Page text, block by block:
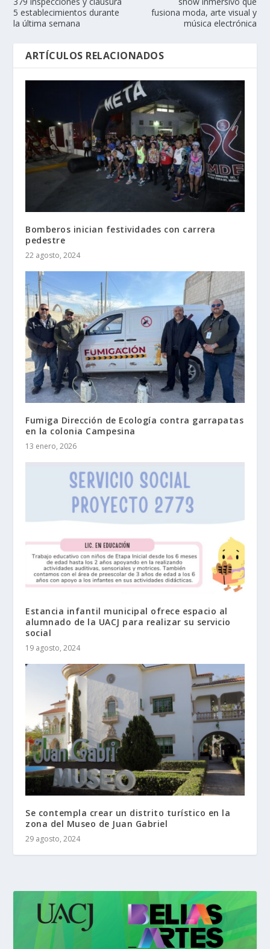
5 establecimientos durante
la última semana
fusiona moda, arte visual y
música electrónica
ARTÍCULOS RELACIONADOS
Bomberos inician festividades con carrera
pedestre
22 agosto, 2024
Fumiga Dirección de Ecología contra garrapatas
en la colonia Campesina
13 enero, 2026
Estancia infantil municipal ofrece espacio al
alumnado de la UACJ para realizar su servicio
social
19 agosto, 2024
Se contempla crear un distrito turístico en la
zona del Museo de Juan Gabriel
29 agosto, 2024